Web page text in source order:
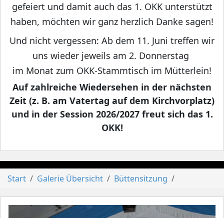
gefeiert und damit auch das 1. OKK unterstützt
haben, möchten wir ganz herzlich Danke sagen!
Und nicht vergessen: Ab dem 11. Juni treffen wir
uns wieder jeweils am 2. Donnerstag
im Monat zum OKK-Stammtisch im Mütterlein!
Auf zahlreiche Wiedersehen in der nächsten
Zeit (z. B. am Vatertag auf dem Kirchvorplatz)
und in der Session 2026/2027 freut sich das 1.
OKK!
Start Galerie Übersicht Büttensitzung